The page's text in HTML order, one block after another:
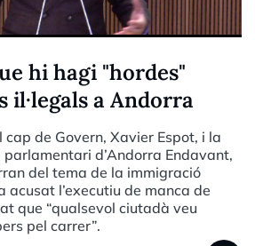
hi hagi "hordes"
a Andorra
de Govern, Xavier Espot, i la
d’Andorra Endavant,
del tema de la immigració
acusat l’executiu de manca de
que “qualsevol ciutadà veu
pel carrer”.